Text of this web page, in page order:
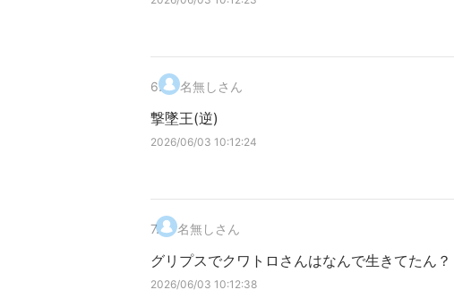
6. 名無しさん
撃墜王(逆)
2026/06/03 10:12:24
7. 名無しさん
グリプスでクワトロさんはなんで生きてたん？
2026/06/03 10:12:38